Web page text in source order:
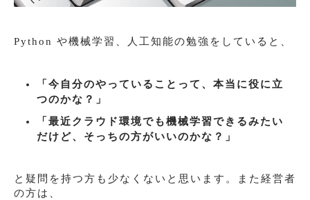
Python や機械学習、人工知能の勉強をしていると、
「今自分のやっていることって、本当に役に立
つのかな？」
「最近クラウド環境でも機械学習できるみたい
だけど、そっちの方がいいのかな？」
と疑問を持つ方も少なくないと思います。また経営者
の方は、